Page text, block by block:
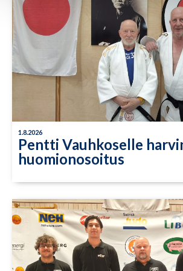
1.8.2026
Pentti Vauhkoselle
huomionosoitus